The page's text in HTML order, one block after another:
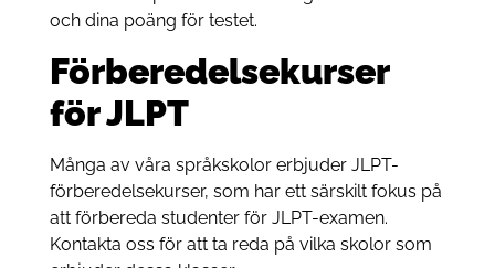
och dina poäng för testet.
Förberedelsekurser
för JLPT
Många av våra språkskolor erbjuder JLPT-
förberedelsekurser, som har ett särskilt fokus på
att förbereda studenter för JLPT-examen.
Kontakta oss för att ta reda på vilka skolor som